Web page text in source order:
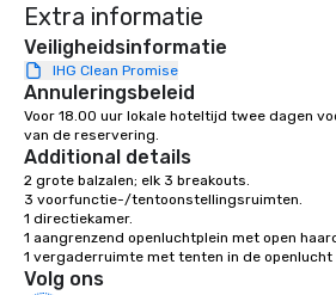
Extra informatie
Veiligheidsinformatie
IHG Clean Promise
Annuleringsbeleid
Voor 18.00 uur lokale hoteltijd twee dagen
van de reservering.
Additional details
2 grote balzalen; elk 3 breakouts.
3 voorfunctie-/tentoonstellingsruimten.
1 directiekamer.
1 aangrenzend openluchtplein met open
1 vergaderruimte met tenten in de openlucht
Volg ons